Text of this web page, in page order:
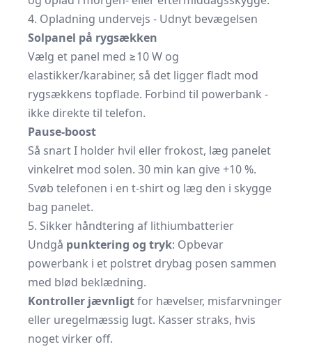
4. Opladning undervejs - Udnyt bevægelsen
Solpanel på rygsækken
Vælg et panel med ≥10 W og
elastikker/karabiner, så det ligger fladt mod
rygsækkens topflade. Forbind til powerbank -
ikke direkte til telefon.
Pause-boost
Så snart I holder hvil eller frokost, læg panelet
vinkelret mod solen. 30 min kan give +10 %.
Svøb telefonen i en t-shirt og læg den i skygge
bag panelet.
5. Sikker håndtering af lithiumbatterier
Undgå punktering og tryk: Opbevar
powerbank i et polstret drybag posen sammen
med blød beklædning.
Kontroller jævnligtfor hævelser, misfarvninger
eller uregelmæssig lugt. Kasser straks, hvis
noget virker off.